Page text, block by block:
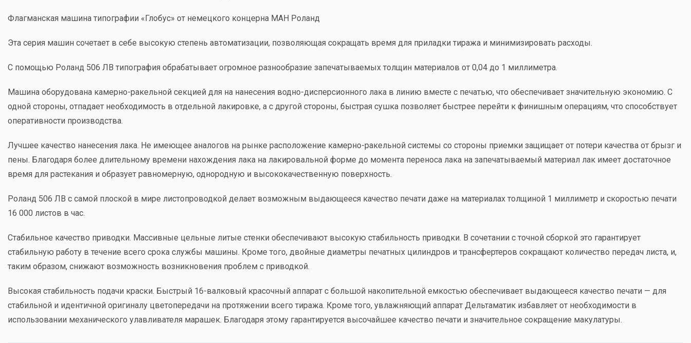
Флагманская машина типографии «Глобус» от немецкого концерна МАН Роланд
Эта серия машин сочетает в себе высокую степень автоматизации, позволяющая сокращать время для приладки тиража и минимизировать расходы.
С помощью Роланд 506 ЛВ типография обрабатывает огромное разнообразие запечатываемых толщин материалов от 0,04 до 1 миллиметра.
Машина оборудована камерно-ракельной секцией для на нанесения водно-дисперсионного лака в линию вместе с печатью, что обеспечивает значительную экономию. С
одной стороны, отпадает необходимость в отдельной лакировке, а с другой стороны, быстрая сушка позволяет быстрее перейти к финишным операциям, что способствует
оперативности производства.
Лучшее качество нанесения лака. Не имеющее аналогов на рынке расположение камерно-ракельной системы со стороны приемки защищает от потери качества от брызг и
пены. Благодаря более длительному времени нахождения лака на лакировальной форме до момента переноса лака на запечатываемый материал лак имеет достаточное
время для растекания и образует равномерную, однородную и высококачественную поверхность.
Роланд 506 ЛВ с самой плоской в мире листопроводкой делает возможным выдающееся качество печати даже на материалах толщиной 1 миллиметр и скоростью печати
16 000 листов в час.
Стабильное качество приводки. Массивные цельные литые стенки обеспечивают высокую стабильность приводки. В сочетании с точной сборкой это гарантирует
стабильную работу в течение всего срока службы машины. Кроме того, двойные диаметры печатных цилиндров и трансфертеров сокращают количество передач листа, и,
таким образом, снижают возможность возникновения проблем с приводкой.
Высокая стабильность подачи краски. Быстрый 16-валковый красочный аппарат с большой накопительной емкостью обеспечивает выдающееся качество печати — для
стабильной и идентичной оригиналу цветопередачи на протяжении всего тиража. Кроме того, увлажняющий аппарат Дельтаматик избавляет от необходимости в
использовании механического улавливателя марашек. Благодаря этому гарантируется высочайшее качество печати и значительное сокращение макулатуры.